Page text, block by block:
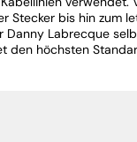
Stecker bis hin zum
Danny Labrecque
den höchsten